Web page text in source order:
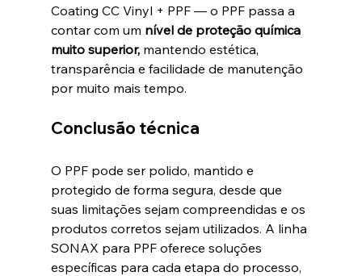
Coating CC Vinyl + PPF — o PPF passa a
contar com um nível de proteção química
muito superior, mantendo estética,
transparência e facilidade de manutenção
por muito mais tempo.
Conclusão técnica
O PPF pode ser polido, mantido e
protegido de forma segura, desde que
suas limitações sejam compreendidas e os
produtos corretos sejam utilizados. A linha
SONAX para PPF oferece soluções
específicas para cada etapa do processo,